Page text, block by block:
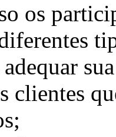
os
clientes